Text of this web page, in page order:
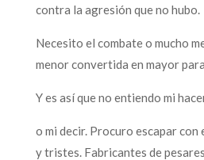
contra la agresión que no hubo.
Necesito el combate o mucho
menor convertida en mayor
Y es así que no entiendo mi
o mi decir. Procuro escapar con
y tristes. Fabricantes de